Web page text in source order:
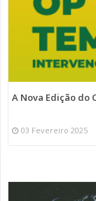
A Nova Edição do
03 Fevereiro 2025